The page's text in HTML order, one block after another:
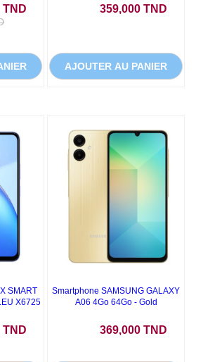
TND 359,000 TND
AJOUTER AU PANIER
SMART
X6725
TND
Smartphone SAMSUNG GALAXY
A06 4Go 64Go - Gold
369,000 TND